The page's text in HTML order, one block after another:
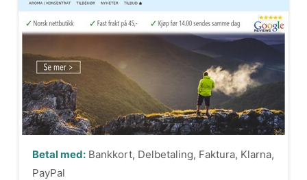
Betal med: Bankkort, Delbetaling, Faktura, Klarna,
PayPal